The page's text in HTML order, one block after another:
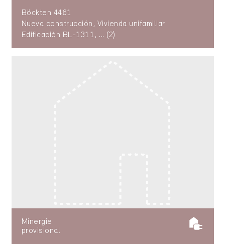
Böckten 4461
Nueva construcción, Vivienda unifamiliar
Edificación BL-1311, ... (2)
Minergie
provisional